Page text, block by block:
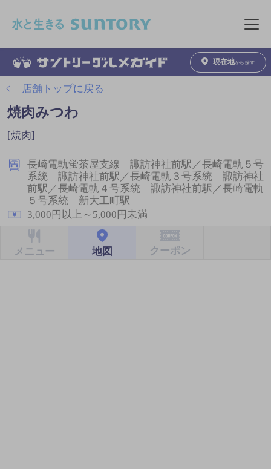
メニュ
現在地から探す
店舗トップに戻る
焼肉みつわ
[焼肉]
長崎電軌蛍茶屋支線 諏訪神社前駅／長崎電軌５号
系統 諏訪神社前駅／長崎電軌３号系統 諏訪神社
前駅／長崎電軌４号系統 諏訪神社前駅／長崎電軌
５号系統 新大工町駅
3,000円以上～5,000円未満
メニュー 地図 クーポン